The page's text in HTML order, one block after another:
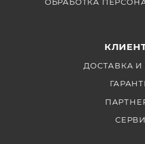
ДОСТАВКА И